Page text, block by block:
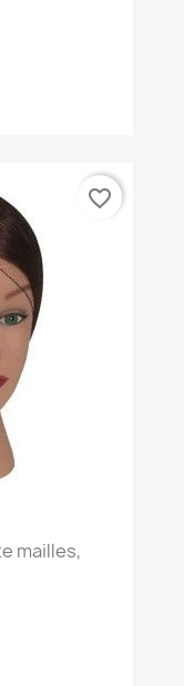
mailles,
favorite_border